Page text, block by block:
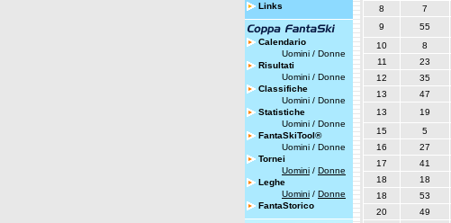
Links
Calendario
Uomini / Donne
Risultati
Uomini / Donne
Classifiche
Uomini / Donne
Statistiche
Uomini / Donne
FantaSkiTool®
Uomini / Donne
Tornei
Uomini / Donne
Leghe
Uomini / Donne
FantaStorico
8
7
9
55
10
8
11
23
12
35
13
47
13
19
15
5
16
27
17
41
18
18
18
53
20
49